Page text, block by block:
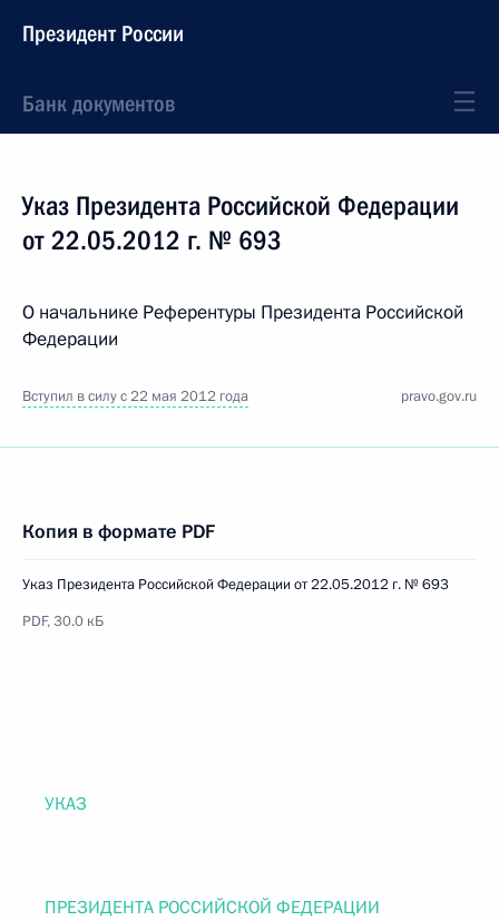
Президент России
Банк документов
Указ Президента Российской Федерации
от 22.05.2012 г. № 693
О начальнике Референтуры Президента Российской
Федерации
Вступил в силу с 22 мая 2012 года pravo.gov.ru
Копия в формате PDF
Указ Президента Российской Федерации от 22.05.2012 г. № 693
PDF, 30.0 кБ
УКАЗ
ПРЕЗИДЕНТА РОССИЙСКОЙ ФЕДЕРАЦИИ